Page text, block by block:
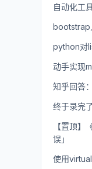
自动化工
bootstrap
python对
动手实现
知乎回答
终于录完
【置顶】
误」
使用